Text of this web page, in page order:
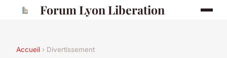
Forum Lyon Liberation
Accueil › Divertissement